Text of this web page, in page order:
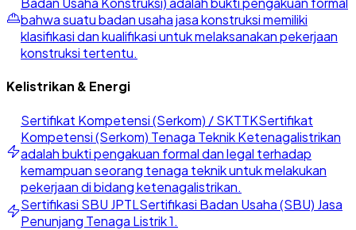
bahwa suatu badan usaha jasa konstruksi memiliki
klasifikasi dan kualifikasi untuk melaksanakan pekerjaan
konstruksi tertentu.
Kelistrikan & Energi
Sertifikat Kompetensi (Serkom) / SKTTKSertifikat
Kompetensi (Serkom) Tenaga Teknik Ketenagalistrikan
adalah bukti pengakuan formal dan legal terhadap
kemampuan seorang tenaga teknik untuk melakukan
pekerjaan di bidang ketenagalistrikan.
Sertifikasi SBU JPTLSertifikasi Badan Usaha (SBU) Jasa
Penunjang Tenaga Listrik 1.